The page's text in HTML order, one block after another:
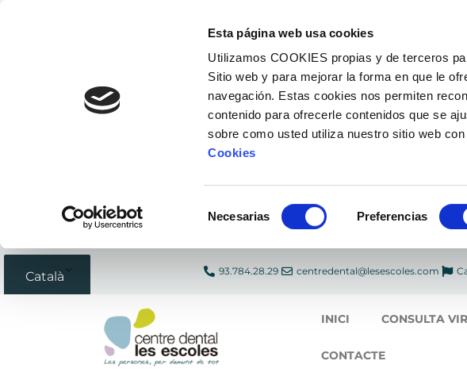
Esta página web usa cookies
Utilizamos COOKIES propias y de terceros
Sitio web y para mejorar la forma en que le
navegación. Estas cookies nos permiten
contenido para ofrecerle contenidos que se
sobre como usted utiliza nuestro sitio web
Cookies
de
Necesarias Preferencias
Català 93.784.28.29 centredental@lesescoles.com
INICI CONSULTA
CONTACTE